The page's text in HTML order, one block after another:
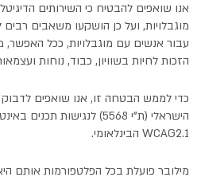
אנו שואפים להבטיח כי השירותים
מוגבלויות, ועל כן הושקעו משאבים
עבור אנשים עם מוגבלויות, ככל האפשר,
הזכות לחיות בשוויון, כבוד, נוחות
כדי לממש הבטחה זו, אנו שואפים
WCAG2.1 הבינלאומי.
מילובר פועלת בכל הפלטפורמות אותם